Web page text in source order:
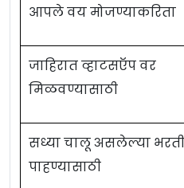
आपले वय मोजण्याकरिता
जाहिरात व्हाटसऍप वर
मिळवण्यासाठी
सध्या चालू असलेल्या भरती
पाहण्यासाठी